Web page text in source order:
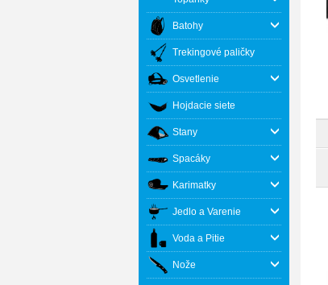
Batohy
Trekingové paličky
Osvetlenie
Hojdacie siete
Stany
Spacáky
Karimatky
Jedlo a Varenie
Voda a Pitie
Nože